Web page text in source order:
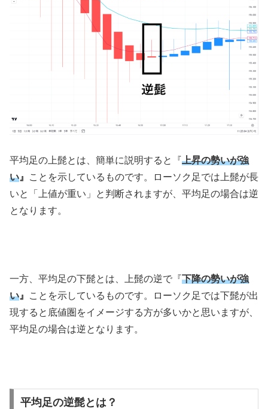
平均足の上髭とは、簡単に説明すると『上昇の勢いが強
い 』
ことを示しているものです。ローソク足では上髭が長
いと「上値が重い」と判断されますが、平均足の場合は逆
となります。
一方、平均足の下髭とは、上髭の逆で『下降の勢いが強
い 』
ことを示しているものです。ローソク足では下髭が出
現すると底値圏をイメージする方が多いかと思いますが、
平均足の場合は逆となります。
平均足の逆髭とは？